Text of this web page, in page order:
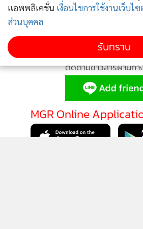
ข่าวอื่นในหมว
ติดตามข่าวสารผ่านทา
MGR Online
แอพพลิเคชั่น เงื่อนไขการใช้งานเว็บไซ
ส่วนบุคคล
รับทราบ